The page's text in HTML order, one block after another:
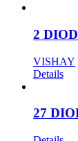
2
VISHAY
Details
27